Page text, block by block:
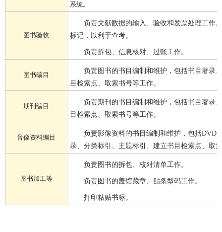
系统。
图书验收
负责文献数据的输入、验收和发票处理工作
标记，以利于查考。
负责拆包、信息核对、过账工作。
图书编目
负责图书的书目编制和维护，包括书目著录
目检索点、取索书号等工作。
期刊编目
负责期刊的书目编制和维护，包括书目著录
目检索点、取索书号等工作。
音像资料编目
负责影像资料的书目编制和维护，包括DVD
录、分类标引、主题标引、建立书目检索点、取
图书加工等
负责图书的拆包、核对清单工作。
负责图书的盖馆藏章、贴条型码工作。
打印粘贴书标。